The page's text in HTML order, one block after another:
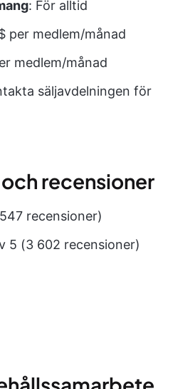
: För alltid
per medlem/månad
medlem/månad
säljavdelningen för
recensioner
recensioner)
5 (3 602 recensioner)